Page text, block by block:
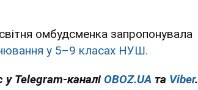
омбудсменка запропонувала
у 5–9 класах НУШ.
у Telegram-каналі OBOZ.UA та Viber.